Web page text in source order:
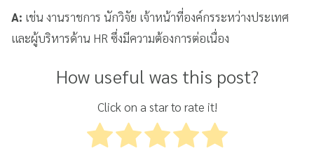
A: เช่น งานราชการ นักวิจัย เจ้าหน้าที่องค์กรระหว่างประเทศ
และผู้บริหารด้าน HR ซึ่งมีความต้องการต่อเนื่อง
How useful was this post?
Click on a star to rate it!